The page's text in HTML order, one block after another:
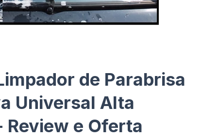
de Parabrisa
Universal Alta
Review e Oferta